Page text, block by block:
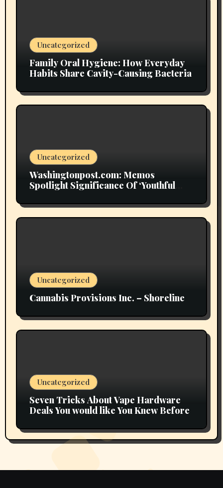
Uncategorized
Family Oral Hygiene: How Everyday
Habits Share Cavity-Causing Bacteria
Uncategorized
Washingtonpost.com: Memos
Spotlight Significance Of ‘Youthful
Uncategorized
Cannabis Provisions Inc. – Shoreline
Uncategorized
Seven Tricks About Vape Hardware
Deals You would like You Knew Before